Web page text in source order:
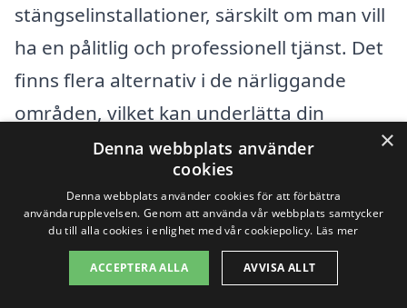
stängselinstallationer, särskilt om man vill
ha en pålitlig och professionell tjänst. Det
finns flera alternativ i de närliggande
områden, vilket kan underlätta din
sökning. Genom vår plattform kan du
enkelt begära offerter från olika lokala
experter som är specialiserade på
×
Denna webbplats använder
cookies
Denna webbplats använder cookies för att förbättra
användarupplevelsen. Genom att använda vår webbplats samtycker
du till alla cookies i enlighet med vår cookiepolicy. Läs mer
ACCEPTERA ALLA AVVISA ALLT